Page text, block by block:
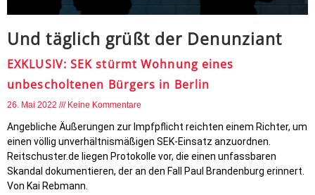
Und täglich grüßt der Denunziant
EXKLUSIV: SEK stürmt Wohnung eines
unbescholtenen Bürgers in Berlin
26. Mai 2022 Keine Kommentare
Angebliche Äußerungen zur Impfpflicht reichten einem Richter, um
einen völlig unverhältnismäßigen SEK-Einsatz anzuordnen.
Reitschuster.de liegen Protokolle vor, die einen unfassbaren
Skandal dokumentieren, der an den Fall Paul Brandenburg erinnert.
Von Kai Rebmann.